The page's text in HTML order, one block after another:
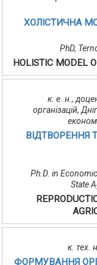
ХОЛІСТИЧНА
PhD,
HOLISTIC MODEL
к. е. н.,
організацій,
ВІДТВОРЕННЯ
Ph.D. in
State
к. тех.
ФОРМУВАННЯ